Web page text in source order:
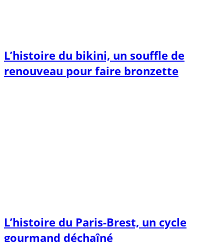
L’histoire du bikini, un souffle de
renouveau pour faire bronzette
L’histoire du Paris-Brest, un cycle
gourmand déchaîné